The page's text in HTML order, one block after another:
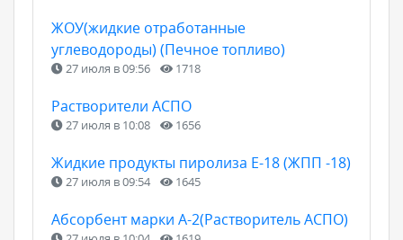
ЖОУ(жидкие отработанные
углеводороды) (Печное топливо)
27 июля в 09:56 1718
Растворители АСПО
27 июля в 10:08 1656
Жидкие продукты пиролиза Е-18 (ЖПП -18)
27 июля в 09:54 1645
Абсорбент марки А-2(Растворитель АСПО)